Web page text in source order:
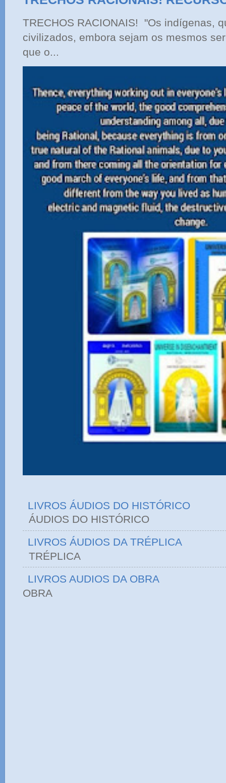
TRECHOS RACIONAIS! "Os indígenas,
civilizados, embora sejam os mesmos
que o...
LIVROS ÁUDIOS DO HISTÓRICO
ÁUDIOS DO
LIVROS ÁUDIOS DA TRÉPLICA
TRÉPLICA
LIVROS AUDIOS DA OBRA
OBRA